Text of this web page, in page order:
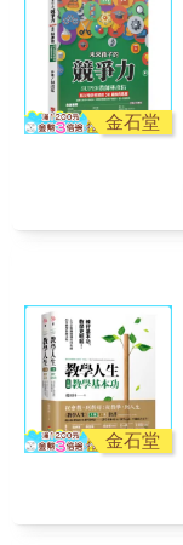
金石堂
金石堂